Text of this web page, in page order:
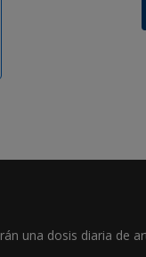
una dosis diaria de